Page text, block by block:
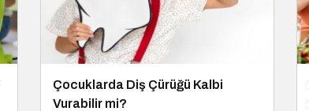
Çocuklarda Diş Çürüğü Kalbi
Vurabilir mi?